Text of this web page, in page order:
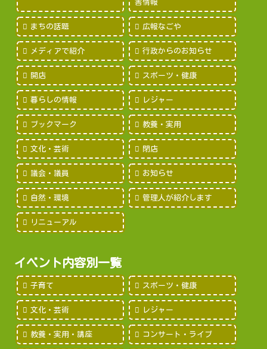
害情報
まちの話題 広報なごや
メディアで紹介 行政からのお知らせ
開店 スポーツ・健康
暮らしの情報 レジャー
ブックマーク 教養・実用
文化・芸術 閉店
議会・議員 お知らせ
自然・環境 管理人が紹介します
リニューアル
イベント内容別一覧
子育て スポーツ・健康
文化・芸術 レジャー
教養・実用・講座 コンサート・ライブ